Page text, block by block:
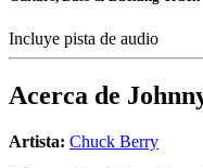
Incluye pista de audio
Acerca de
Artista: Chuck Berry